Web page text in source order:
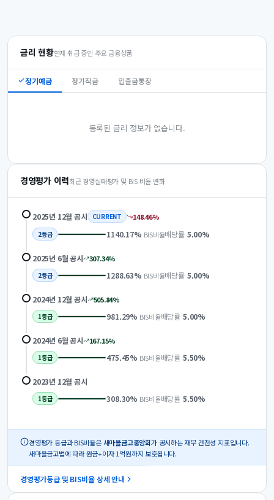
금리 현황현재 취급 중인 주요 금융상품
정기예금 정기적금 입출금통장
등록된 금리 정보가 없습니다.
경영평가 이력최근 경영실태평가 및 BIS 비율 변화
2025년 12월 공시 CURRENT 148.46%
2등급 1140.17% BIS비율배당률 5.00%
2025년 6월공시 307.34%
2등급 1288.63% BIS비율배당률 5.00%
2024년 12월 공시 505.84%
1등급 981.29% BIS비율배당률 5.00%
2024년 6월공시 167.15%
1등급 475.45% BIS비율배당률 5.50%
2023년 12월 공시
1등급 308.30% BIS비율배당률 5.50%
경영평가 등급과 BIS비율은 새마을금고중앙회가 공시하는 재무 건전성 지표입니다.
새마을금고법에 따라 원금+이자 1억원까지 보호됩니다.
경영평가등급 및 BIS비율 상세 안내